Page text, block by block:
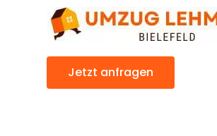
Jetzt anfragen